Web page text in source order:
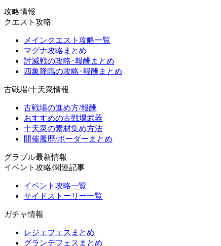
攻略情報
クエスト攻略
メインクエスト攻略一覧
マグナ攻略まとめ
討滅戦の攻略･報酬まとめ
四象降臨の攻略･報酬まとめ
古戦場/十天衆情報
古戦場の進め方/報酬
おすすめの古戦場武器
十天衆の素材集め方法
開催履歴/ボーダーまとめ
グラブル最新情報
イベント攻略/関連記事
イベント攻略一覧
サイドストーリー一覧
ガチャ情報
レジェフェスまとめ
グランデフェスまとめ